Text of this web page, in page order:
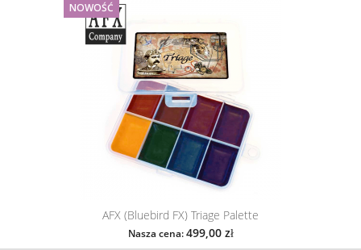
NOWOŚĆ
AFX (Bluebird FX) Triage Palette
Nasza cena: 499,00 zł